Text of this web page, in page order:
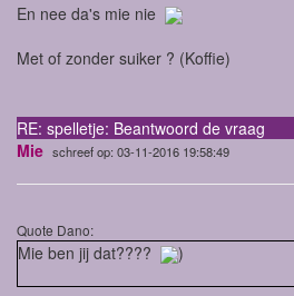
En nee da's mie nie
Met of zonder suiker ? (Koffie)
RE: spelletje: Beantwoord de vraag
Mie schreef op: 03-11-2016 19:58:49
Quote Dano:
Mie ben jij dat???? )